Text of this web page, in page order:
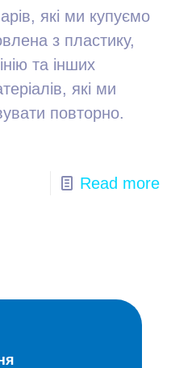
які ми купуємо
​​з пластику,
та інших
які ми
повторно.
Read more